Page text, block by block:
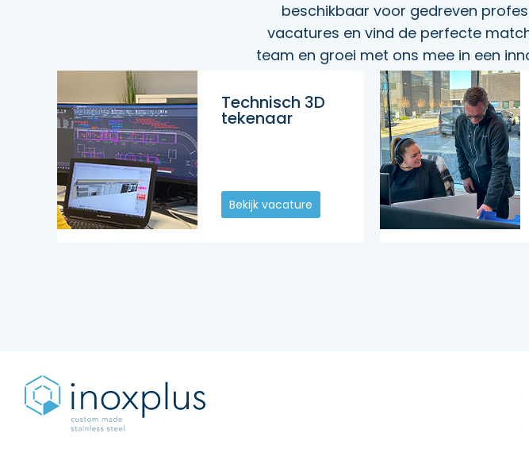
beschikbaar voor gedreven
vacatures en vind de perfecte
team en groei met ons mee in een
Technisch 3D
tekenaar
Bekijk vacature